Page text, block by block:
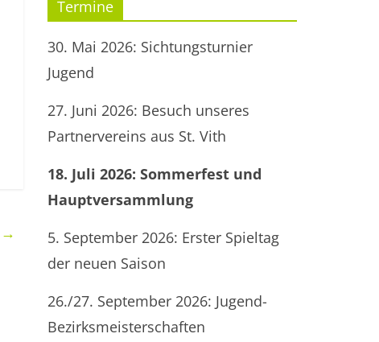
→
Termine
30. Mai 2026: Sichtungsturnier
Jugend
27. Juni 2026: Besuch unseres
Partnervereins aus St. Vith
18. Juli 2026: Sommerfest und
Hauptversammlung
5. September 2026: Erster Spieltag
der neuen Saison
26./27. September 2026: Jugend-
Bezirksmeisterschaften